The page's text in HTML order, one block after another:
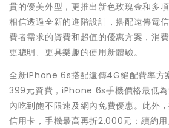
貫的優美外型，更推出新色玫瑰金和多
相信透過全新的進階設計，搭配遠傳電
費者需求的資費和超值的優惠方案，消
更聰明、更具樂趣的使用新體驗。
全新iPhone 6s搭配遠傳4G絕配費率方
399元資費，iPhone 6s手機價格最低
內吃到飽不限速及網內免費優惠。此外
信用卡，手機最高再折2,000元；續約